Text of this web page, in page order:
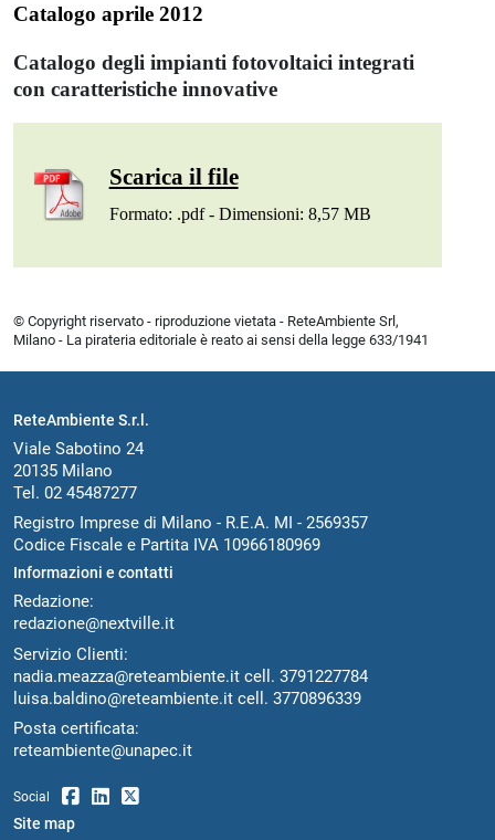
Catalogo aprile 2012
Catalogo degli impianti fotovoltaici integrati
con caratteristiche innovative
Scarica il file
Formato: .pdf - Dimensioni: 8,57 MB
© Copyright riservato - riproduzione vietata - ReteAmbiente Srl,
Milano - La pirateria editoriale è reato ai sensi della legge 633/1941
ReteAmbiente S.r.l.
Viale Sabotino 24
20135 Milano
Tel. 02 45487277
Registro Imprese di Milano - R.E.A. MI - 2569357
Codice Fiscale e Partita IVA 10966180969
Informazioni e contatti
Redazione:
redazione@nextville.it
Servizio Clienti:
nadia.meazza@reteambiente.it cell. 3791227784
luisa.baldino@reteambiente.it cell. 3770896339
Posta certificata:
reteambiente@unapec.it
Social
Site map